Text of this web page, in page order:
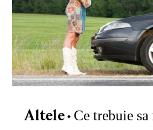
Altele
Ce trebuie sa